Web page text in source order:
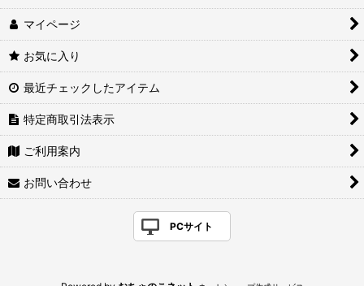
マイページ
お気に入り
最近チェックしたアイテム
特定商取引法表示
ご利用案内
お問い合わせ
PCサイト